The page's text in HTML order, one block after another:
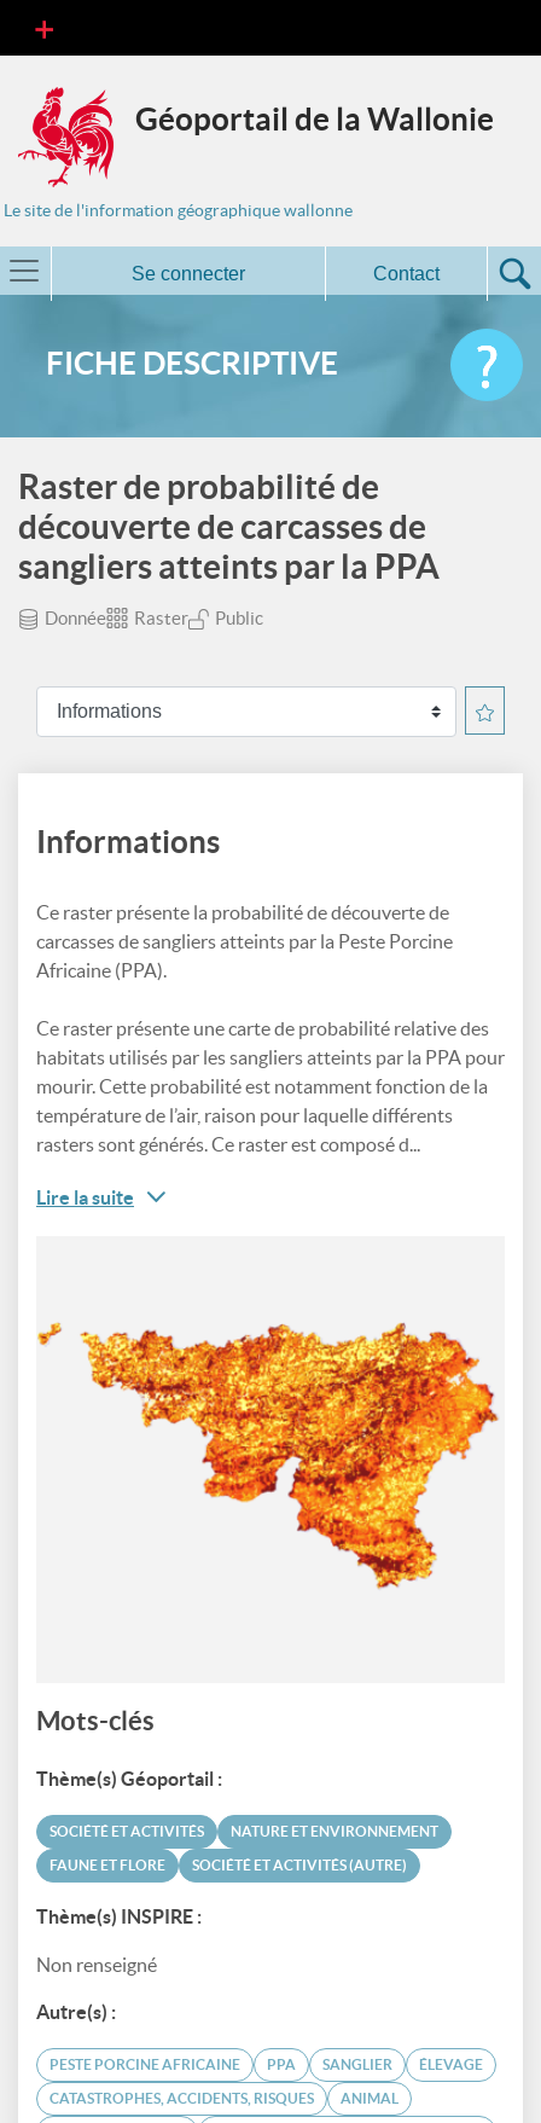
Géoportail de la Wallonie
Le site de l'information géographique wallonne
Se connecter Contact
FICHE DESCRIPTIVE
Raster de probabilité de
découverte de carcasses de
sangliers atteints par la PPA
Donnée Raster Public
Informations
Ce raster présente la probabilité de découverte de
carcasses de sangliers atteints par la Peste Porcine
Africaine (PPA).
Ce raster présente une carte de probabilité relative des
habitats utilisés par les sangliers atteints par la PPA pour
mourir. Cette probabilité est notamment fonction de la
température de l’air, raison pour laquelle différents
rasters sont générés. Ce raster est composé d...
Lire la suite
Mots-clés
Thème(s) Géoportail :
SOCIÉTÉ ET ACTIVITÉS NATURE ET ENVIRONNEMENT
FAUNE ET FLORE SOCIÉTÉ ET ACTIVITÉS (AUTRE)
Thème(s) INSPIRE :
Non renseigné
Autre(s) :
PESTE PORCINE AFRICAINE PPA SANGLIER ÉLEVAGE
CATASTROPHES, ACCIDENTS, RISQUES ANIMAL